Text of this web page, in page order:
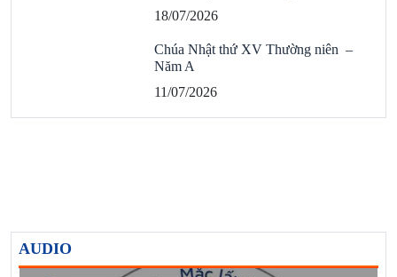
18/07/2026
Chúa Nhật thứ XV Thường niên –
Năm A
11/07/2026
AUDIO